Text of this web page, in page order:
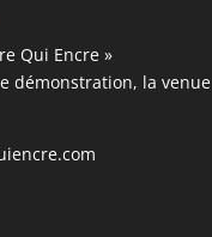
Qui Encre »
démonstration, la venue